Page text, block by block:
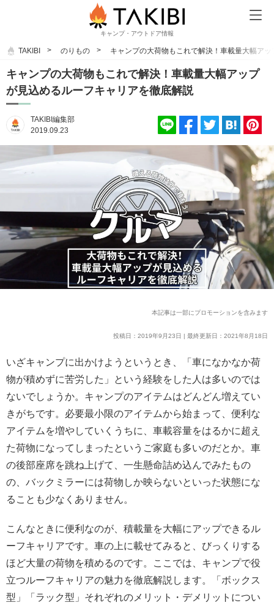
キャンプ・アウトドア情報
TAKIBI のりもの キャンプの大荷物もこれで解決！車載量大幅ア
キャンプの大荷物もこれで解決！車載量大幅アップ
が見込めるルーフキャリアを徹底解説
TAKIBI編集部
2019.09.23
本記事は一部にプロモーションを含みます
投稿日：2019年9月23日 | 最終更新日：2021年8月18日
いざキャンプに出かけようというとき、「車になかなか荷
物が積めずに苦労した」という経験をした人は多いのでは
ないでしょうか。キャンプのアイテムはどんどん増えてい
きがちです。必要最小限のアイテムから始まって、便利な
アイテムを増やしていくうちに、車載容量をはるかに超え
た荷物になってしまったというご家庭も多いのだとか。車
の後部座席を跳ね上げて、一生懸命詰め込んでみたもの
の、バックミラーには荷物しか映らないといった状態にな
ることも少なくありません。
こんなときに便利なのが、積載量を大幅にアップできるル
ーフキャリアです。車の上に載せてみると、びっくりする
ほど大量の荷物を積めるのです。ここでは、キャンプで役
立つルーフキャリアの魅力を徹底解説します。「ボックス
型」「ラック型」それぞれのメリット・デメリットについ